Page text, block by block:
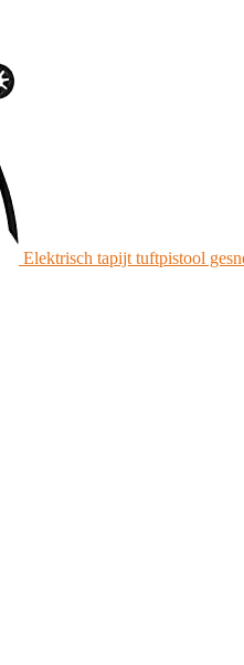
Elektrisch tapijt tuftpistool